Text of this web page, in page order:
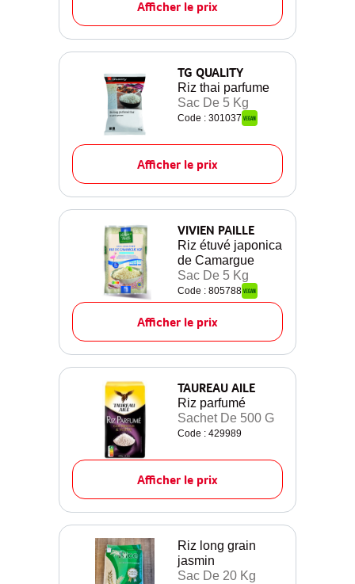
Afficher le prix
TG QUALITY
Riz thai parfume
Sac De 5 Kg
Code : 301037
Afficher le prix
VIVIEN PAILLE
Riz étuvé japonica
de Camargue
Sac De 5 Kg
Code : 805788
Afficher le prix
TAUREAU AILE
Riz parfumé
Sachet De 500 G
Code : 429989
Afficher le prix
Riz long grain
jasmin
Sac De 20 Kg